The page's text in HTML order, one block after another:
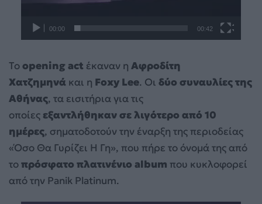
00:00 00:42
Toopening act έκαναν η Αφροδίτη
Χατζημηνά και η Foxy Lee. Οι δύο συναυλίες της
Αθήνας, τα εισιτήρια για τις
οποίες εξαντλήθηκαν σε λιγότερο από 10
ημέρες, σηματοδοτούν την έναρξη της περιοδείας
«Όσο Θα Γυρίζει Η Γη», που πήρε το όνομά της από
τοπρόσφατο πλατινένιο album που κυκλοφορεί
από την Panik Platinum.